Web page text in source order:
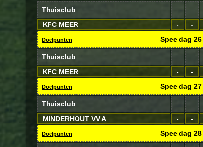
Thuisclub
KFC MEER
- -
Doelpunten Speeldag 26
Thuisclub
KFC MEER
- -
Doelpunten Speeldag 27
Thuisclub
MINDERHOUT VV A
- -
Doelpunten Speeldag 28